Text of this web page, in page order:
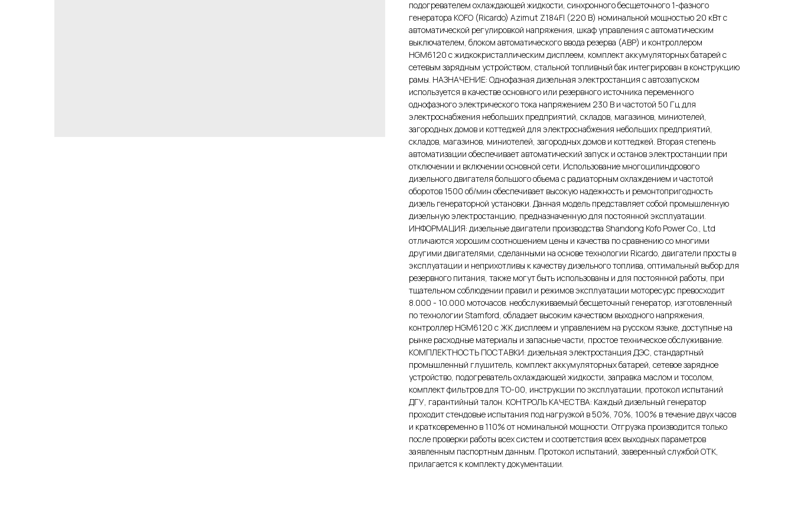
подогревателем охлаждающей жидкости, синхронного бесщеточного 1-фазного
генератора KOFO (Ricardo) Azimut Z184FI (220 В) номинальной мощностью 20 кВт c
автоматической регулировкой напряжения, шкаф управления с автоматическим
выключателем, блоком автоматического ввода резерва (АВР) и контроллером
HGM6120 с жидкокристаллическим дисплеем, комплект аккумуляторных батарей с
сетевым зарядным устройством, стальной топливный бак интегрирован в конструкцию
рамы. НАЗНАЧЕНИЕ: Однофазная дизельная электростанция с автозапуском
используется в качестве основного или резервного источника переменного
однофазного электрического тока напряжением 230 В и частотой 50 Гц для
электроснабжения небольших предприятий, складов, магазинов, миниотелей,
загородных домов и коттеджей для электроснабжения небольших предприятий,
складов, магазинов, миниотелей, загородных домов и коттеджей. Вторая степень
автоматизации обеспечивает автоматический запуск и останов электростанции при
отключении и включении основной сети. Использование многоцилиндрового
дизельного двигателя большого объема с радиаторным охлаждением и частотой
оборотов 1500 об/мин обеспечивает высокую надежность и ремонтопригодность
дизель генераторной установки. Данная модель представляет собой промышленную
дизельную электростанцию, предназначенную для постоянной эксплуатации.
ИНФОРМАЦИЯ: дизельные двигатели производства Shandong Kofo Power Co., Ltd
отличаются хорошим соотношением цены и качества по сравнению со многими
другими двигателями, сделанными на основе технологии Ricardo, двигатели просты в
эксплуатации и неприхотливы к качеству дизельного топлива, оптимальный выбор для
резервного питания, также могут быть использованы и для постоянной работы, при
тщательном соблюдении правил и режимов эксплуатации моторесурс превосходит
8.000 - 10.000 моточасов. необслуживаемый бесщеточный генератор, изготовленный
по технологии Stamford, обладает высоким качеством выходного напряжения,
контроллер HGM6120 с ЖК дисплеем и управлением на русском языке, доступные на
рынке расходные материалы и запасные части, простое техническое обслуживание.
КОМПЛЕКТНОСТЬ ПОСТАВКИ: дизельная электростанция ДЭС, стандартный
промышленный глушитель, комплект аккумуляторных батарей, сетевое зарядное
устройство, подогреватель охлаждающей жидкости, заправка маслом и тосолом,
комплект фильтров для ТО-00, инструкции по эксплуатации, протокол испытаний
ДГУ, гарантийный талон. КОНТРОЛЬ КАЧЕСТВА: Каждый дизельный генератор
проходит стендовые испытания под нагрузкой в 50%, 70%, 100% в течение двух часов
и кратковременно в 110% от номинальной мощности. Отгрузка производится только
после проверки работы всех систем и соответствия всех выходных параметров
заявленным паспортным данным. Протокол испытаний, заверенный службой ОТК,
прилагается к комплекту документации.